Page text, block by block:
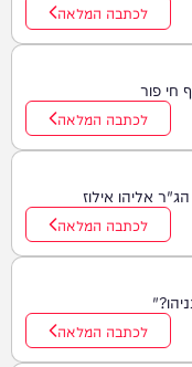
לכתבה המלאה
חי פור
לכתבה המלאה
אליהו אילוז
לכתבה המלאה
לכתבה המלאה